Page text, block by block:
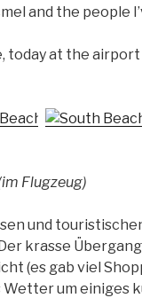
and the people
today at the airport
Flugzeug)
und
krasse
(es gab viel
Wetter um einiges